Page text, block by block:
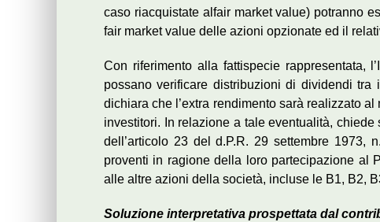
caso riacquistate alfair market value) potranno
fair market value delle azioni opzionate ed il
Con riferimento alla fattispecie rappresentata,
possano verificare distribuzioni di dividendi tra
dichiara che l’extra rendimento sarà realizzato
investitori. In relazione a tale eventualità,
dell’articolo 23 del d.P.R. 29 settembre
proventi in ragione della loro partecipazione al
alle altre azioni della società, incluse le B1, B2,
Soluzione interpretativa prospettata dal